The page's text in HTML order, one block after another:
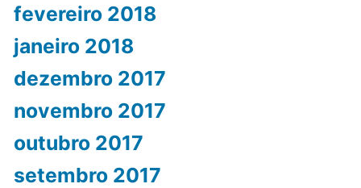
fevereiro 2018
janeiro 2018
dezembro 2017
novembro 2017
outubro 2017
setembro 2017